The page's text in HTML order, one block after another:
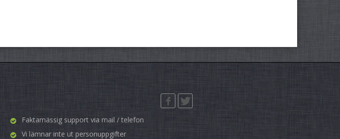
Faktamässig support via mail / telefon
Vi lämnar inte ut personuppgifter